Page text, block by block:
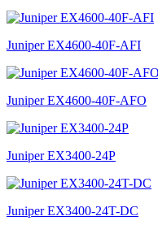
Juniper EX4600-40F-AFI
Juniper EX4600-40F-AFO
Juniper EX3400-24P
Juniper EX3400-24T-DC